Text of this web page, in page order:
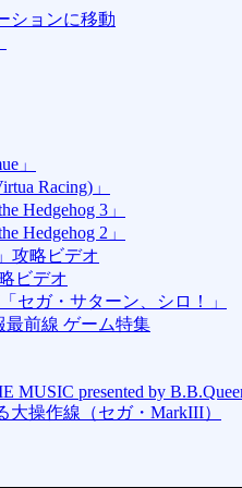
ションに移動
」
Racing)」
Hedgehog 3」
Hedgehog 2」
攻略ビデオ
ビデオ
セガ・サターン、シロ！」
最前線 ゲーム特集
MUSIC presented by
大操作線（セガ・MarkIII）